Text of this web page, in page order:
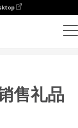
售礼品